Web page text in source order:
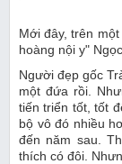
Mới đây, trên
hoàng nội y"
Người đẹp gốc
một đứa rồi.
tiến triển tốt, tốt
bộ vô đó nhiều
đến năm sau.
thích có đôi.